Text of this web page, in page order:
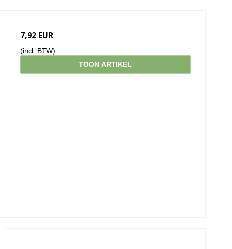
7,92 EUR
(incl. BTW)
TOON ARTIKEL